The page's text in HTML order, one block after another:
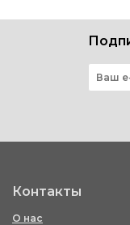
Контакты
О нас